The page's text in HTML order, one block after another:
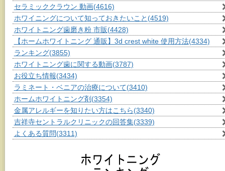
セラミッククラウン 動画(4616)
ホワイニングについて知っておきたいこと (4519)
ホワイトニング歯磨き粉 市販(4428)
【ホームホワイトニング 通販】3d crest white 使用方法(4334)
ランキング(3855)
ホワイトニング歯に関する動画(3787)
お役立ち情報(3434)
ラミネート・ベニアの治療について(3410)
ホームホワイトニング剤 (3354)
金属アレルギーを知りたい方はこちら(3340)
吉祥寺セントラルクリニックの回答集(3339)
よくある質問(3311)